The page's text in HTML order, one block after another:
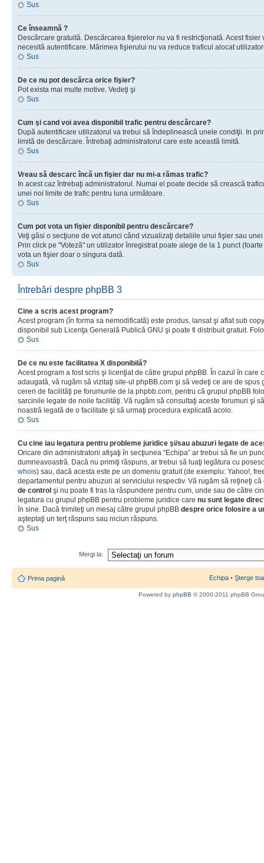
Sus
Ce înseamnă ?
Descărcare gratuită. Descărcarea fişierelor nu va fi restricţionată. Acest
necesită autentificare. Mărimea fişierului nu va reduce traficul alocat
Sus
De ce nu pot descărca orice fişier?
Pot exista mai multe motive. Vedeţi şi
Sus
Cum şi cand voi avea disponibil trafic pentru descărcare?
După autentificare utilizatorul va trebui să îndeplinească unele condiţii. In
limită de descărcare. Întrebaţi administratorul care este această limită.
Sus
Vreau să descarc încă un fişier dar nu mi-a rămas trafic?
In acest caz întrebaţi administratorul. Numai el poate decide să crească
unei noi limite de trafic pentru luna următoare.
Sus
Cum pot vota un fişier disponibil pentru descărcare?
Veţi găsi o secţiune de vot atunci când vizualizaţi detaliile unui fişier sau
Prin click pe "Voteză" un utilizator înregistrat poate alege de la 1 punct
vota un fişier doar o singura dată.
Sus
Întrebări despre phpBB 3
Cine a scris acest program?
Acest program (în forma sa nemodificată) este produs, lansat şi aflat sub
disponibil sub Licenţa Generală Publică GNU şi poate fi distribuit gratuit.
Sus
De ce nu este facilitatea X disponibilă?
Acest program a fost scris şi licenţiat de către grupul phpBB. În cazul în care
adaugată, vă rugăm să vizitaţi site-ul phpBB.com şi să vedeţi ce are de
cereri de facilităţi pe forumurile de la phpbb.com, pentru că grupul phpBB
sarcinile legate de noile facilităţi. Vă rugăm să consultaţi aceste forumuri şi
noastră legată de o facilitate şi să urmaţi procedura explicată acolo.
Sus
Cu cine iau legatura pentru probleme juridice şi/sau abuzuri legate de
Oricare din administratorii afişaţi în secţiunea “Echipa” ar trebui să fie un
dumneavoastră. Dacă nu primiţi răspuns, ar trebui să luaţi legătura cu
whois) sau, dacă acesta este pe un domeniu gratuit (de exemplu: Yahoo!,
departamentul pentru abuzuri al serviciului respectiv. Vă rugăm să reţineţi
de control şi nu poate fi tras la răspundere pentru cum, unde sau de către
legatura cu grupul phpBB pentru probleme juridice care nu sunt legate
în sine. Dacă trimiteţi un mesaj către grupul phpBB despre orice folosire a
aşteptaţi un terţ răspuns sau niciun răspuns.
Sus
Mergi la:
Prima pagină Echipa • Şterge
Powered by phpBB © 2000-2011 phpBB